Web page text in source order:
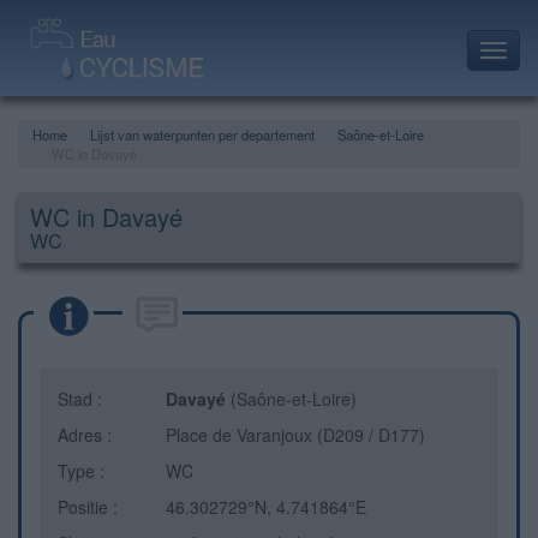
Home Lijst van waterpunten per departement
Saône-et-Loire
WC in Davayé
WC
Stad : Davayé (Saône-et-Loire)
Adres :
Place de Varanjoux (D209 / D177)
Type :
WC
Positie :
46.302729°N, 4.741864°E